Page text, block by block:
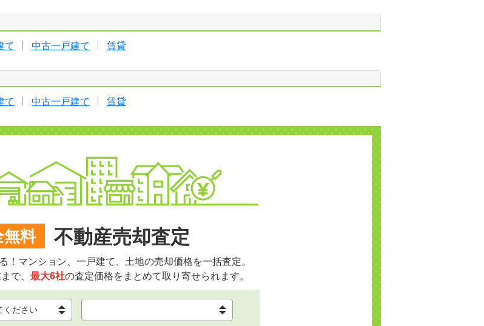
て 中古一戸建て 賃貸
て 中古一戸建て 賃貸
無料 不動産売却査定
！マンション、一戸建て、土地の売却価格を一括査定。
で、 最大6社の査定価格をまとめて取り寄せられます。